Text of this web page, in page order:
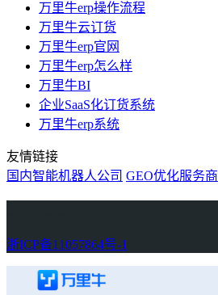
万里牛erp操作流程
万里牛云订货
万里牛erp官网
万里牛erp怎么样
万里牛BI
企业SaaS化订货系统
万里牛erp系统
友情链接
国内智能机器人公司 GEO优化服务商
浙ICP备11057864号-1